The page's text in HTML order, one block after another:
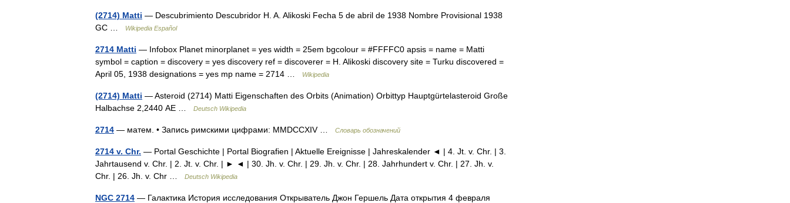
(2714) Matti — Descubrimiento Descubridor H. A. Alikoski Fecha 5 de abril de 1938 Nombre Provisional 1938
GC …
Wikipedia Español
2714 Matti — Infobox Planet minorplanet = yes width = 25em bgcolour = #FFFFC0 apsis = name = Matti
symbol = caption = discovery = yes discovery ref = discoverer = H. Alikoski discovery site = Turku discovered =
April 05, 1938 designations = yes mp name = 2714 …
Wikipedia
(2714) Matti — Asteroid (2714) Matti Eigenschaften des Orbits (Animation) Orbittyp Hauptgürtelasteroid Große
Halbachse 2,2440 AE …
Deutsch Wikipedia
2714 — матем. • Запись римскими цифрами: MMDCCXIV … Словарь обозначений
2714 v. Chr. — Portal Geschichte | Portal Biografien | Aktuelle Ereignisse | Jahreskalender ◄ | 4. Jt. v. Chr. | 3.
Jahrtausend v. Chr. | 2. Jt. v. Chr. | ► ◄ | 30. Jh. v. Chr. | 29. Jh. v. Chr. | 28. Jahrhundert v. Chr. | 27. Jh. v.
Chr. | 26. Jh. v. Chr …
Deutsch Wikipedia
NGC 2714 — Галактика История исследования Открыватель Джон Гершель Дата открытия 4 февраля